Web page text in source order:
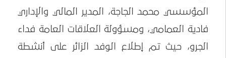
المؤسسي محمد الجاجة، المدير المالي والإداري
فادية العمامي، ومسؤولة العلاقات العامة فداء
الجرو، حيث تم إطلاع الوفد الزائر على أنشطة